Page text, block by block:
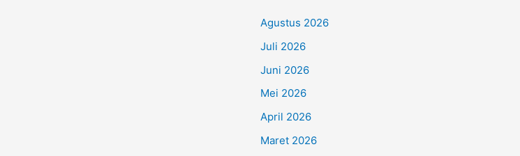
Agustus 2026
Juli 2026
Juni 2026
Mei 2026
April 2026
Maret 2026